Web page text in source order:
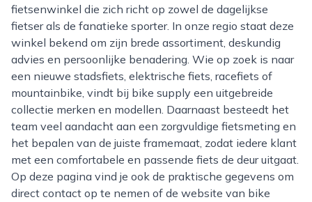
fietsenwinkel die zich richt op zowel de dagelijkse
fietser als de fanatieke sporter. In onze regio staat deze
winkel bekend om zijn brede assortiment, deskundig
advies en persoonlijke benadering. Wie op zoek is naar
een nieuwe stadsfiets, elektrische fiets, racefiets of
mountainbike, vindt bij bike supply een uitgebreide
collectie merken en modellen. Daarnaast besteedt het
team veel aandacht aan een zorgvuldige fietsmeting en
het bepalen van de juiste framemaat, zodat iedere klant
met een comfortabele en passende fiets de deur uitgaat.
Op deze pagina vind je ook de praktische gegevens om
direct contact op te nemen of de website van bike